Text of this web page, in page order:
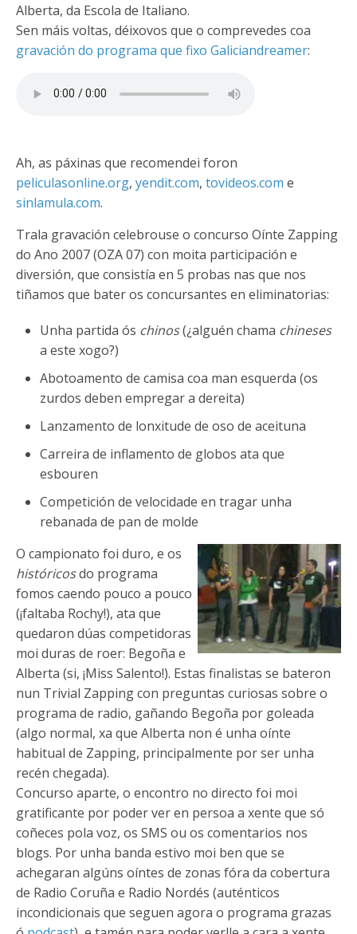
Alberta, da Escola de Italiano.
Sen máis voltas, déixovos que o comprevedes coa
gravación do programa que fixo Galiciandreamer:
Ah, as páxinas que recomendei foron
peliculasonline.org, yendit.com, tovideos.com e
sinlamula.com.
Trala gravación celebrouse o concurso Oínte Zapping
do Ano 2007 (OZA 07) con moita participación e
diversión, que consistía en 5 probas nas que nos
tiñamos que bater os concursantes en eliminatorias:
Unha partida ós chinos(¿alguén chama chineses
a este xogo?)
Abotoamento de camisa coa man esquerda (os
zurdos deben empregar a dereita)
Lanzamento de lonxitude de oso de aceituna
Carreira de inflamento de globos ata que
esbouren
Competición de velocidade en tragar unha
rebanada de pan de molde
O campionato foi duro, e os
históricosdo programa
fomos caendo pouco a pouco
(¡faltaba Rochy!), ata que
quedaron dúas competidoras
moi duras de roer: Begoña e
Alberta (si, ¡Miss Salento!). Estas finalistas se bateron
nun Trivial Zapping con preguntas curiosas sobre o
programa de radio, gañando Begoña por goleada
(algo normal, xa que Alberta non é unha oínte
habitual de Zapping, principalmente por ser unha
recén chegada).
Concurso aparte, o encontro no directo foi moi
gratificante por poder ver en persoa a xente que só
coñeces pola voz, os SMS ou os comentarios nos
blogs. Por unha banda estivo moi ben que se
achegaran algúns oíntes de zonas fóra da cobertura
de Radio Coruña e Radio Nordés (auténticos
incondicionais que seguen agora o programa grazas